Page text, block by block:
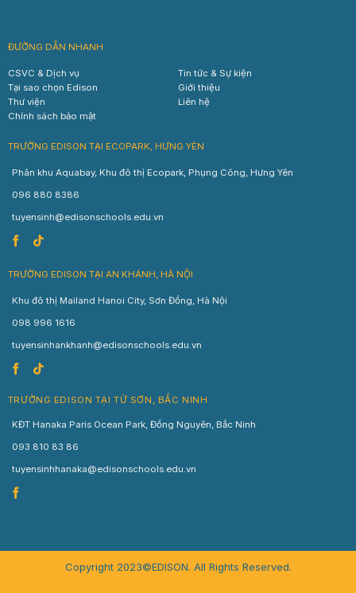
ĐƯỜNG DẪN NHANH
CSVC & Dịch vụ
Tin tức & Sự kiện
Tại sao chọn Edison
Giới thiệu
Thư viện
Liên hệ
Chính sách bảo mật
TRƯỜNG EDISON TẠI ECOPARK, HƯNG YÊN
Phân khu Aquabay, Khu đô thị Ecopark, Phụng Công, Hưng Yên
096 880 8386
tuyensinh@edisonschools.edu.vn
TRƯỜNG EDISON TẠI AN KHÁNH, HÀ NỘI
Khu đô thị Mailand Hanoi City, Sơn Đồng, Hà Nội
098 996 1616
tuyensinhankhanh@edisonschools.edu.vn
TRƯỜNG EDISON TẠI TỪ SƠN, BẮC NINH
KĐT Hanaka Paris Ocean Park, Đồng Nguyên, Bắc Ninh
093 810 83 86
tuyensinhhanaka@edisonschools.edu.vn
Copyright 2023©EDISON. All Rights Reserved.